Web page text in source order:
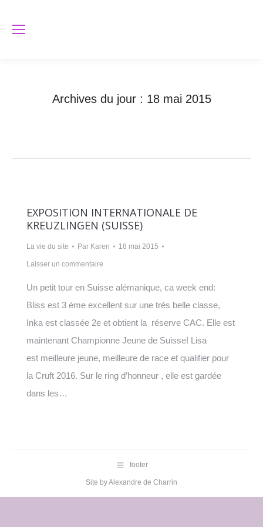
Archives du jour : 18 mai 2015
EXPOSITION INTERNATIONALE DE
KREUZLINGEN (SUISSE)
La vie du site Par Karen 18 mai 2015
Laisser un commentaire
Un petit tour en Suisse alémanique, ca week end:
Bliss est 3 ème excellent sur une très belle classe,
Inka est classée 2e et obtient la réserve CAC. Elle est
maintenant Championne Jeune de Suisse! Lisa
est meilleure jeune, meilleure de race et qualifier pour
la Cruft 2016. Sur le ring d’honneur , elle est gardée
dans les…
footer
Site byAlexandre de Charrin